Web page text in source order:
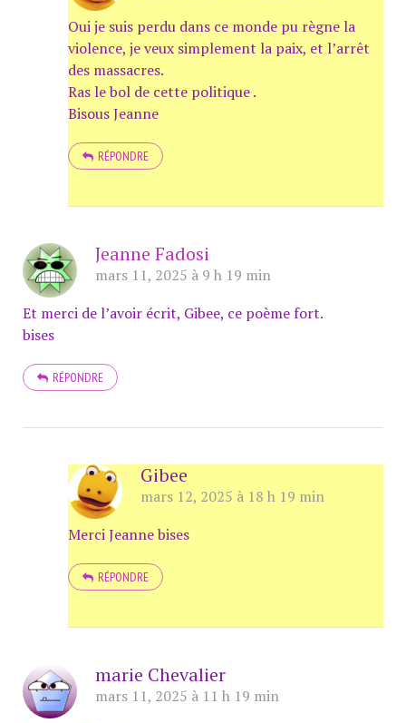
Oui je suis perdu dans ce monde pu règne la
violence, je veux simplement la paix, et l’arrêt
des massacres.
Ras le bol de cette politique .
Bisous Jeanne
RÉPONDRE
Jeanne Fadosi
mars 11, 2025 à 9 h 19 min
Et merci de l’avoir écrit, Gibee, ce poème fort.
bises
RÉPONDRE
Gibee
mars 12, 2025 à 18 h 19 min
Merci Jeanne bises
RÉPONDRE
marie Chevalier
mars 11, 2025 à 11 h 19 min